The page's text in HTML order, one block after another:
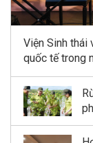
Viện Sinh thái
quốc tế trong